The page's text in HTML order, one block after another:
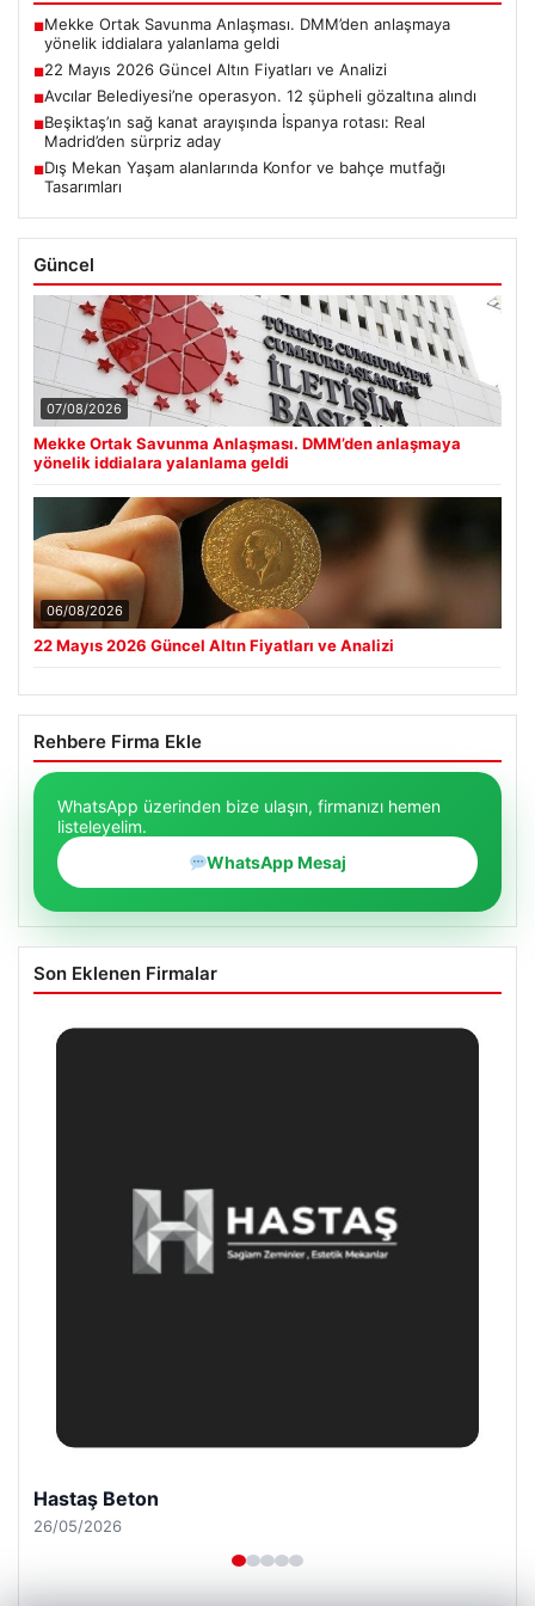
■Mekke Ortak Savunma Anlaşması. DMM’den anlaşmaya
yönelik iddialara yalanlama geldi
■22 Mayıs 2026 Güncel Altın Fiyatları ve Analizi
■Avcılar Belediyesi’ne operasyon. 12 şüpheli gözaltına alındı
■Beşiktaş’ın sağ kanat arayışında İspanya rotası: Real
Madrid’den sürpriz aday
■Dış Mekan Yaşam alanlarında Konfor ve bahçe mutfağı
Tasarımları
Güncel
07/08/2026
Mekke Ortak Savunma Anlaşması. DMM’den anlaşmaya
yönelik iddialara yalanlama geldi
06/08/2026
22 Mayıs 2026 Güncel Altın Fiyatları ve Analizi
Rehbere Firma Ekle
WhatsApp üzerinden bize ulaşın, firmanızı hemen
listeleyelim.
WhatsApp Mesaj
Son Eklenen Firmalar
Enes Kaplan Avukatlık Bürosu
28/04/2026